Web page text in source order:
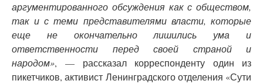
аргументированного обсуждения как с обществом,
так и с теми представителями власти, которые
еще не окончательно лишились ума и
ответственности перед своей страной и
народом», — рассказал корреспонденту один из
пикетчиков, активист Ленинградского отделения «Сути